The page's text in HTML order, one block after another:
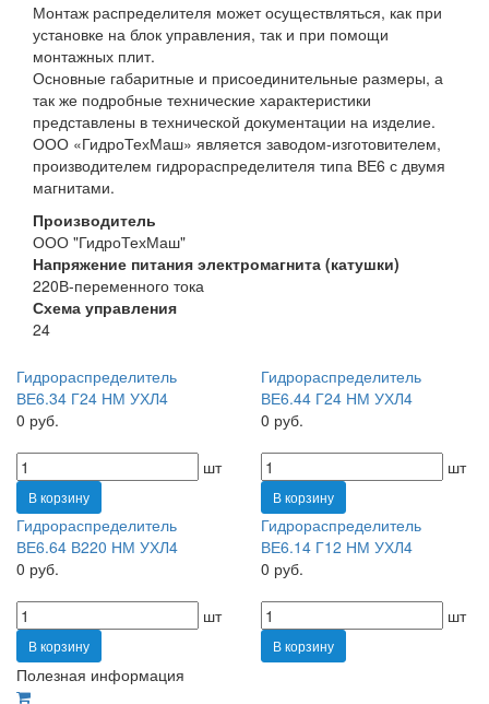
Монтаж распределителя может осуществляться, как при
установке на блок управления, так и при помощи
монтажных плит.
Основные габаритные и присоединительные размеры, а
так же подробные технические характеристики
представлены в технической документации на изделие.
ООО «ГидроТехМаш» является заводом-изготовителем,
производителем гидрораспределителя типа ВЕ6 с двумя
магнитами.
Производитель
ООО "ГидроТехМаш"
Напряжение питания электромагнита (катушки)
220В-переменного тока
Схема управления
24
Гидрораспределитель
ВЕ6.34 Г24 НМ УХЛ4
0 руб.
шт
В корзину
Гидрораспределитель
ВЕ6.44 Г24 НМ УХЛ4
0 руб.
шт
В корзину
Гидрораспределитель
ВЕ6.64 В220 НМ УХЛ4
0 руб.
шт
В корзину
Гидрораспределитель
ВЕ6.14 Г12 НМ УХЛ4
0 руб.
шт
В корзину
Полезная информация